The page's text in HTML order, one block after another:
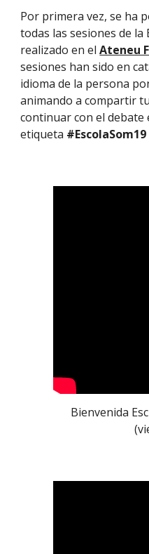
Por primera vez, se ha
todas las sesiones de la
realizado en el Ateneu
sesiones han sido en
idioma de la persona
animando a compartir
continuar con el debate
etiqueta #EscolaSom19
Bienvenida